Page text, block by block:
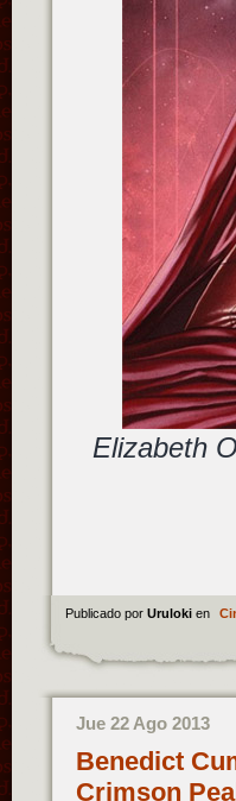
Elizabeth
Publicado por Uruloki en
Jue 22 Ago 2013
Benedict
Crimson